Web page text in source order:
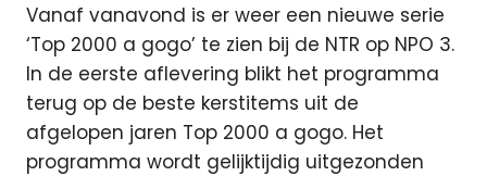
Vanaf vanavond is er weer een nieuwe serie
‘Top 2000 a gogo’ te zien bij de NTR op NPO 3.
In de eerste aflevering blikt het programma
terug op de beste kerstitems uit de
afgelopen jaren Top 2000 a gogo. Het
programma wordt gelijktijdig uitgezonden